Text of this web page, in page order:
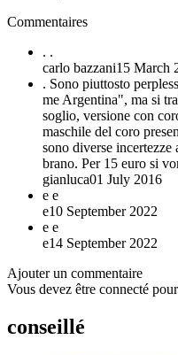
Commentaires
. .
carlo bazzani15 March
. Sono piuttosto
me Argentina", ma si
soglio, versione con
maschile del coro
sono diverse
brano. Per 15 euro si
gianluca01 July 2016
e e
e10 September 2022
e e
e14 September 2022
Ajouter un commentaire
Vous devez être connecté
conseillé